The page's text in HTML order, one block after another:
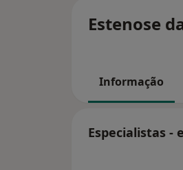
Estenose
Informação
Especialistas -